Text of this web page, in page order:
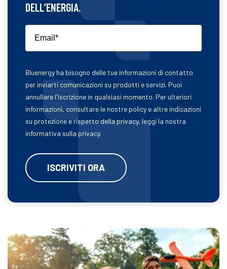
DELL’ENERGIA.
Bluenergy ha bisogno delle tue informazioni di contatto
per inviarti comunicazioni su prodotti e servizi. Puoi
annullare l'iscrizione in qualsiasi momento. Per ulteriori
informazioni, consultare le nostre policy e altre indicazioni
su protezione e rispetto della privacy, leggi la nostra
informativa sulla privacy.